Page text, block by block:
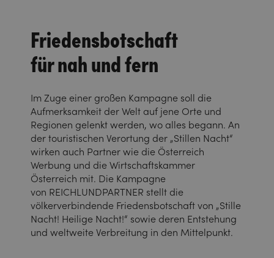
Friedensbotschaft
für nah und fern
Im Zuge einer großen Kampagne soll die
Aufmerksamkeit der Welt auf jene Orte und
Regionen gelenkt werden, wo alles begann. An
der touristischen Verortung der „Stillen Nacht“
wirken auch Partner wie die Österreich
Werbung und die Wirtschaftskammer
Österreich mit. Die Kampagne
von REICHLUNDPARTNER stellt die
völkerverbindende Friedensbotschaft von „Stille
Nacht! Heilige Nacht!“ sowie deren Entstehung
und weltweite Verbreitung in den Mittelpunkt.